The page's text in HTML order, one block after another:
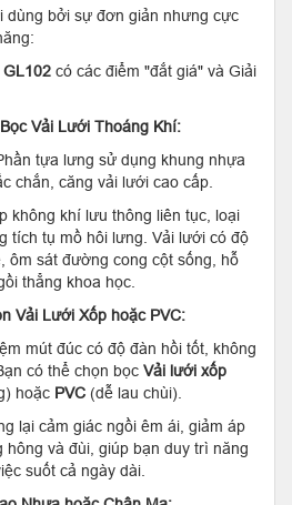
dùng bởi sự đơn giản nhưng cực
GL102 có các điểm "đắt giá" và Giải
Vải Lưới Thoáng Khí:
tựa lưng sử dụng khung nhựa
chắn, căng vải lưới cao cấp.
không khí lưu thông liên tục, loại
tích tụ mồ hôi lưng. Vải lưới có độ
ôm sát đường cong cột sống, hỗ
thẳng khoa học.
Vải Lưới Xốp hoặc PVC:
mút đúc có độ đàn hồi tốt, không
có thể chọn bọc Vải lưới xốp
hoặc PVC (dễ lau chùi).
lại cảm giác ngồi êm ái, giảm áp
hông và đùi, giúp bạn duy trì năng
suốt cả ngày dài.